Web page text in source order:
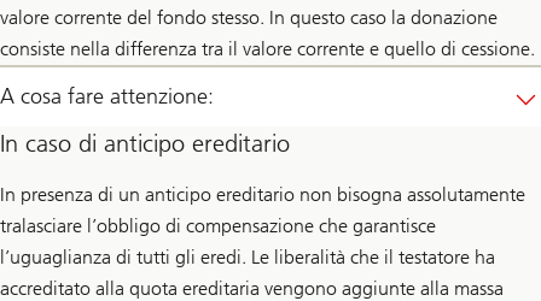
valore corrente del fondo stesso. In questo caso la donazione
consiste nella differenza tra il valore corrente e quello di cessione.
A cosa fare attenzione:
In caso di anticipo ereditario
In presenza di un anticipo ereditario non bisogna assolutamente
tralasciare l’obbligo di compensazione che garantisce
l’uguaglianza di tutti gli eredi. Le liberalità che il testatore ha
accreditato alla quota ereditaria vengono aggiunte alla massa